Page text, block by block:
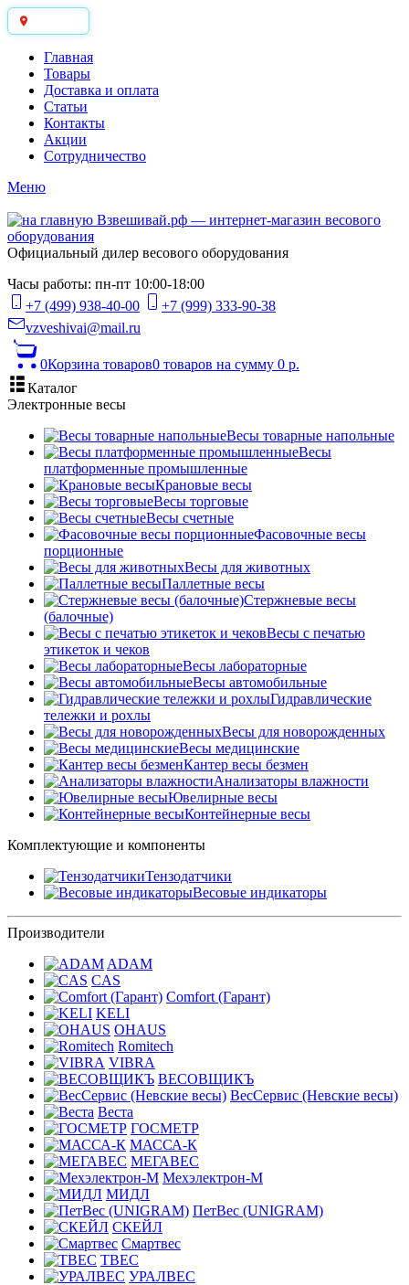
Главная
Товары
Доставка и оплата
Статьи
Контакты
Акции
Сотрудничество
Меню
Официальный дилер весового оборудования
Часы работы: пн-пт 10:00-18:00
+7 (499) 938-40-00
+7 (999) 333-90-38
vzveshivai@mail.ru
0Корзина товаров0 товаров на сумму 0 р.
Каталог
Электронные весы
Весы товарные напольные
Весы
платформенные промышленные
Крановые весы
Весы торговые
Весы счетные
Фасовочные весы
порционные
Весы для животных
Паллетные весы
Стержневые весы
(балочные)
Весы c печатью
этикеток и чеков
Весы лабораторные
Весы автомобильные
Гидравлические
тележки и рохлы
Весы для новорожденных
Весы медицинские
Кантер весы безмен
Анализаторы влажности
Ювелирные весы
Контейнерные весы
Комплектующие и компоненты
Тензодатчики
Весовые индикаторы
Производители
ADAM
CAS
Comfort (Гарант)
KELI
OHAUS
Romitech
VIBRA
ВЕСОВЩИКЪ
ВесСервис (Невские весы)
Веста
ГОСМЕТР
МАССА-К
МЕГАВЕС
Мехэлектрон-М
МИДЛ
ПетВес (UNIGRAM)
СКЕЙЛ
Смартвес
ТВЕС
УРАЛВЕС